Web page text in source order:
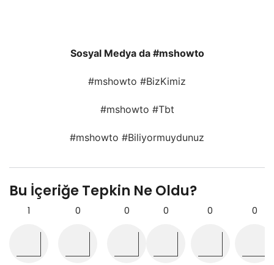
Sosyal Medya da #mshowto
#mshowto #BizKimiz
#mshowto #Tbt
#mshowto #Biliyormuydunuz
Bu İçeriğe Tepkin Ne Oldu?
1 0 0 0 0 0